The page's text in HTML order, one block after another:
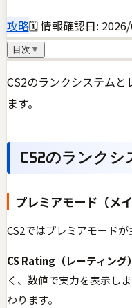
攻略🗓 情報確認日:
目次 ▼
CS2のランクシステム
ます。
CS2のランクシ
プレミアモード（メ
CS2ではプレミアモード
CS Rating（レーティング）
く、数値で実力を表示し
わります。